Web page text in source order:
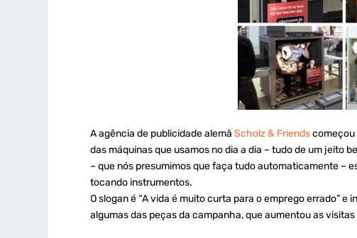
A agência de publicidade alemãScholz & Friendscomeçou
das máquinas que usamos no dia a dia – tudo de um jeito
– que nós presumimos que faça tudo automaticamente –
tocando instrumentos.
O slogan é “A vida é muito curta para o emprego errado” e
algumas das peças da campanha, que aumentou as